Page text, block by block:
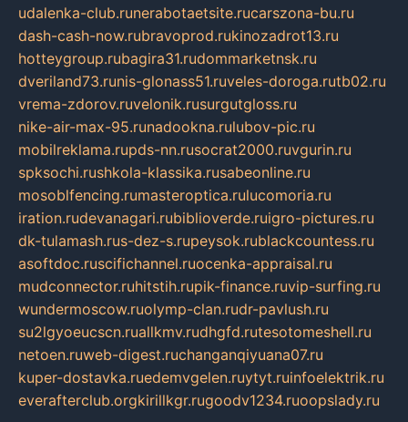
udalenka-club.runerabotaetsite.rucarszona-bu.ru
dash-cash-now.rubravoprod.rukinozadrot13.ru
hotteygroup.rubagira31.rudommarketnsk.ru
dveriland73.runis-glonass51.ruveles-doroga.rutb02.ru
vrema-zdorov.ruvelonik.rusurgutgloss.ru
nike-air-max-95.runadookna.rulubov-pic.ru
mobilreklama.rupds-nn.rusocrat2000.ruvgurin.ru
spksochi.rushkola-klassika.rusabeonline.ru
mosoblfencing.rumasteroptica.rulucomoria.ru
iration.rudevanagari.rubiblioverde.ruigro-pictures.ru
dk-tulamash.rus-dez-s.rupeysok.rublackcountess.ru
asoftdoc.ruscifichannel.ruocenka-appraisal.ru
mudconnector.ruhitstih.rupik-finance.ruvip-surfing.ru
wundermoscow.ruolymp-clan.rudr-pavlush.ru
su2lgyoeucscn.ruallkmv.rudhgfd.rutesotomeshell.ru
netoen.ruweb-digest.ruchanganqiyuana07.ru
kuper-dostavka.ruedemvgelen.ruytyt.ruinfoelektrik.ru
everafterclub.orgkirillkgr.rugoodv1234.ruoopslady.ru